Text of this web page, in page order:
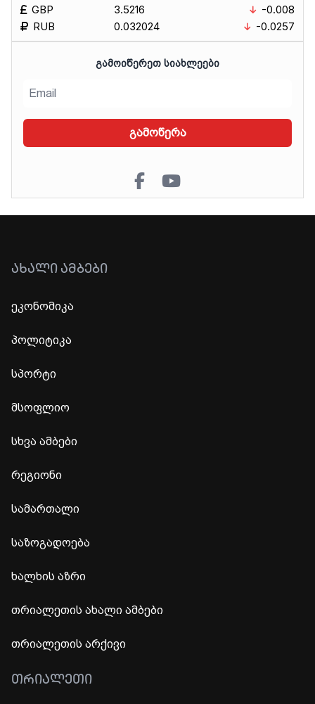
GBP
RUB
3.5216
0.032024
-0.008
-0.0257
ᲒᲐᲛᲝᲘᲬᲔᲠᲔᲗ ᲡᲘᲐᲮᲚᲔᲔᲑᲘ
გამოწერა
ᲐᲮᲐᲚᲘ ᲐᲛᲑᲔᲑᲘ
ეკონომიკა
პოლიტიკა
სპორტი
მსოფლიო
სხვა ამბები
რეგიონი
სამართალი
საზოგადოება
ხალხის აზრი
თრიალეთის ახალი ამბები
თრიალეთის არქივი
ᲗᲠᲘᲐᲚᲔᲗᲘ